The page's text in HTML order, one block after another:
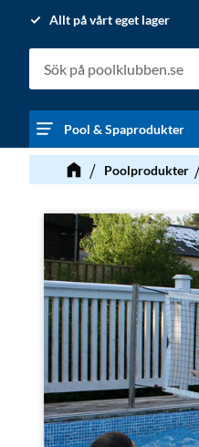
Allt på vårt eget lager
Pool & Spaprodukter
Poolprodukter